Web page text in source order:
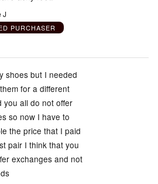
J
PURCHASER
shoes but I needed
for a different
you all do not offer
so now I have to
the price that I paid
pair I think that you
exchanges and not